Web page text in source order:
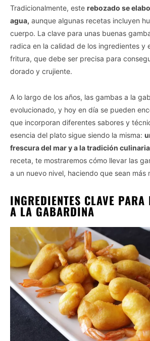
Tradicionalmente, este rebozado se
agua, aunque algunas recetas incluyen
cuerpo. La clave para unas buenas
radica en la calidad de los ingredientes y
fritura, que debe ser precisa para
dorado y crujiente.
A lo largo de los años, las gambas a la
evolucionado, y hoy en día se pueden
que incorporan diferentes sabores y
esencia del plato sigue siendo la misma:
frescura del mar y a la tradición
receta, te mostraremos cómo llevar las
a un nuevo nivel, haciendo que sean más
INGREDIENTES CLAVE
A LA GABARDINA